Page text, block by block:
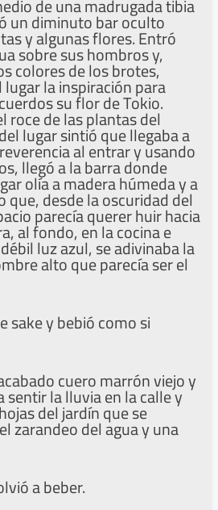
un diminuto bar oculto
y algunas flores. Entró
sobre sus hombros y,
colores de los brotes,
la inspiración para
su flor de Tokio.
roce de las plantas del
lugar sintió que llegaba a
al entrar y usando
llegó a la barra donde
olía a madera húmeda y a
que, desde la oscuridad del
parecía querer huir hacia
al fondo, en la cocina e
luz azul, se adivinaba la
alto que parecía ser el
sake y bebió como si
cuero marrón viejo y
la lluvia en la calle y
del jardín que se
zarandeo del agua y una
a beber.